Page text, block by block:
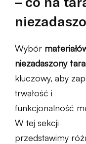
Wybór
niezadaszony
kluczowy, aby
trwałość i
funkcjonalność
W tej sekcji
przedstawimy